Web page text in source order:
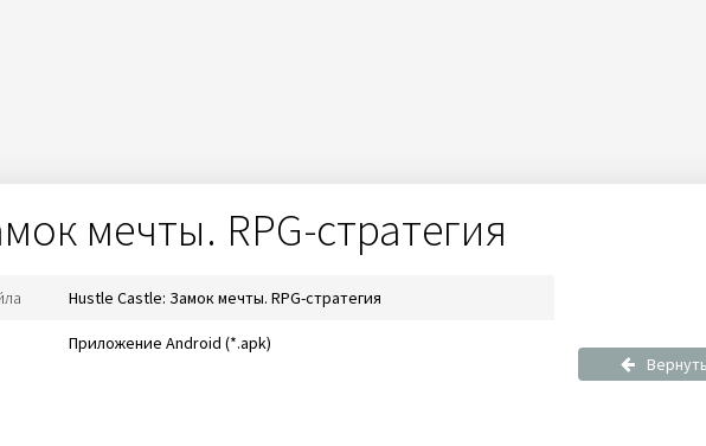
мечты. RPG-стратегия
Hustle Castle: Замок мечты. RPG-стратегия
Приложение Android (*.apk)